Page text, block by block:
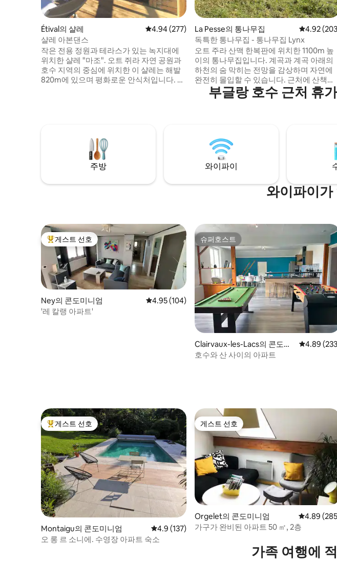
Étival의 샬레 평점 4.94점(5점 만점), 후기 277개
4.94 (277)
샬레 아본댄스
작은 전용 정원과 테라스가 있는 녹지대에
위치한 샬레 "마조". 오트 쥐라 자연 공원과
호수 지역의 중심에 위치한 이 샬레는 해발
820m에 있으며 평화로운 안식처입니다. 에
타 수상 스포츠, 승마, 트리 클라이밍, 스노
슈, 썰매 등 다양한 액티비티를 즐길 수 있는
곳이 모두 15km 이내에 위치해 있습니다.
La Pesse의 통나무집 평점 4.92
4.92
독특한 통나무집 - 통나무집 Lynx
오트 주라 산맥 한복판에 위치한 1100m 높
이의 통나무집입니다. 계곡과 계곡 아래의
하천의 숨 막히는 전망을 감상하며 자연에
완전히 몰입할 수 있습니다. 근처에 산책로
가 많습니다. 산과 폭포가 있습니다. 시골에
이상적으로 위치하고 있으며 수많은 상점
있습니다. 사계절 내내 평화롭고 조용하게
휴식을 취하세요. :) 북유럽식 온수 욕조에서
별빛 아래에서 휴식을 취하세요.
부글랑 호수 근처 휴
주방 와이파이
와이파이
상위 게스트 선호
게스트 선호
Ney의 콘도미니엄 평점 4.95점(5점 만점), 후기 104개
4.95 (104)
'레 칼랭 아파트'
슈퍼호스트
슈퍼호스트
Clairvaux-les-Lacs의 콘도미
니엄
평점 4.89
4.89
호수와 산 사이의 아파트
상위 게스트 선호
게스트 선호
Montaigu의 콘도미니엄 평점 4.9점(5점 만점), 후기 137개
4.9 (137)
오 롱 르 소니에. 수영장 아파트 숙소
게스트 선호
게스트 선호
Orgelet의 콘도미니엄 평점 4.89
4.89
가구가 완비된 아파트 50 ㎡, 2층
가족 여행에